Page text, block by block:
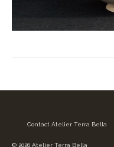
Contact Atelier Terra Bella
© 2026 Atelier Terra Bella